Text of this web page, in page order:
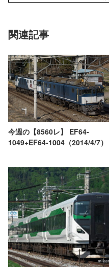
関連記事
今週の【8560レ】 EF64-
1049+EF64-1004（2014/4/7）